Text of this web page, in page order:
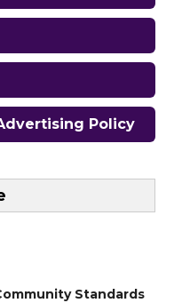
Policy
Standards